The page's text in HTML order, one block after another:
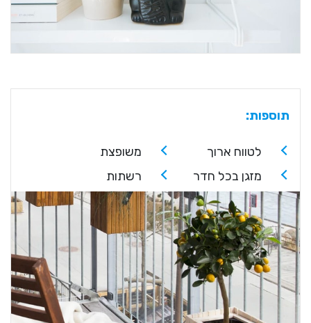
תוספות:
לטווח ארוך
משופצת
מזגן בכל חדר
רשתות